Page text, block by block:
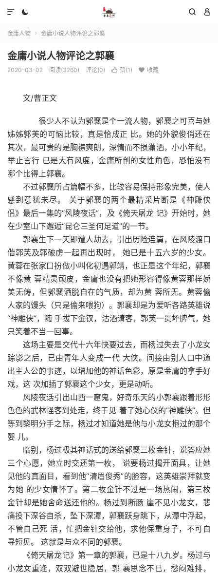
  

金庸人物  金庸小说人物评论之郭襄
金庸小说人物评论之郭襄
2020-03-02 阅读(3260) 评论(0)  赞(1 )  收藏
文/曹正文
很少人不认为郭襄是个一流人物，郭襄之可喜与她
姊姊郭芙的可恼比较，真是恰成正 比。她的外貌俊俏还在
其次，最可贵的是胸襟爽朗，深情而不损潇洒，小小年纪，
举止言行 已是大有风度，金庸所创的女性角色，恐怕没有
哪个比得上郭襄。
不过郭襄所占篇幅不多，比较容易保持形象完美，使人
感到意犹未尽。 关于郭襄的两个最精采片断是《神雕侠
侣》最后一集的“风陵夜话”，及《倚天屠龙 记》开始时，她
在少室山下邂逅“昆仑三圣何足道”的一节。
郭襄生下一天即遭人劫去，引出历险连篇，在风陵渡口
偕郭芙及郭破虏一起再出现时， 她已是十五六岁的少女。
黄蓉在张家口扮做小叫化初遇郭靖，也正是这个年纪，郭襄
不像黄 蓉精灵顽皮，金庸也没有把她形容得像黄蓉那样娇
美无俦，但郭襄洒脱自在的气质，却为黄 蓉所无。黄蓉偷
人家的馒头（只是偷来喂狗）。郭襄却是为爱听各路英雄说
“神雕侠”，随 手拔下金钗，沽酒请客，郭芙一贯坏脾气，她
只笑着不当一回事。
这场主要是交代十六年快要过去，而杨过失去了小龙女
踪影之后，已由青年人变成一代 大侠。间接由别人口中道
出主人公的事迹，以增加他的神话色彩，原是金庸的拿手好
戏，这 次加插了郭襄这个少女，更是动听。
风陵夜话引出山西一窟鬼，好奇乐天的小郭襄跟着形形
色色的武林怪客到处走，终于见 着了她心仪的“神雕侠”。但
等到黎明分手之际，杨过才知道她是他与小龙女抱过的那个
婴 儿。
临别，杨过极其神话式的送给郭襄三枚金针，说答应她
三个心愿，她立时交还第一枚， 说要杨过揭开面具，让她
见他的真面目，看到他“清眉俊秀”的脸容，这英雄崇拜就变
为她 的少女情怀了。第二枚金针不过是一场热闹，第三枚
金针却是她舍命送还他的。杨过到断肠 崖不见小龙女，悲
痛投下深谷自杀，坠下深潭，郭襄跃身跳下，从潭中浮起，
不管自己死 活，忙把金针交给他，求他保重身子，不可自
寻短见。 这就是与众不同的郭襄。
《倚天屠龙记》第一章的郭襄，已是十八九岁。杨过与
小龙女重逢，双双避世隐居，郭 襄思念不已，愁闷难排，